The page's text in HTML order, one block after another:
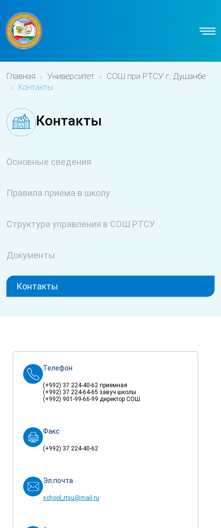
Главная Университет
СОШ при РТСУ г. Душанбе
Контакты
Контакты
Основные сведения
Правила приема в школу
Структура управления в СОШ РТСУ
Документы
Контакты
Телефон
(+992) 37 224-40-62 приемная
(+992) 37 224-64-65 завуч школы
(+992) 901-99-66-99 директор СОШ
Факс
(+992) 37 224-40-62
Эл.почта
school_rtsu@mail.ru